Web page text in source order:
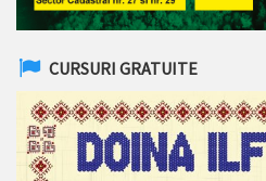
CURSURI GRATUITE